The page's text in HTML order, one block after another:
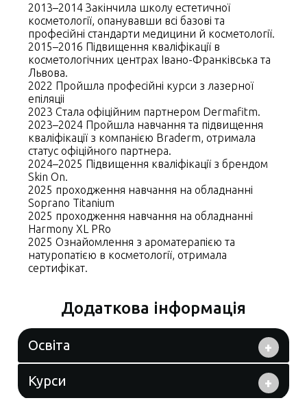
2013–2014 Закінчила школу естетичної
косметології, опанувавши всі базові та
професійні стандарти медицини й косметології.
2015–2016 Підвищення кваліфікації в
косметологічних центрах Івано-Франківська та
Львова.
2022 Пройшла професійні курси з лазерної
епіляціі
2023 Стала офіційним партнером Dermafitm.
2023–2024 Пройшла навчання та підвищення
кваліфікації з компанією Braderm, отримала
статус офіційного партнера.
2024–2025 Підвищення кваліфікації з брендом
Skin On.
2025 проходження навчання на обладнанні
Soprano Titanium
2025 проходження навчання на обладнанні
Harmony XL PRo
2025 Ознайомлення з ароматерапією та
натуропатією в косметології, отримала
сертифікат.
Додаткова інформація
+
Освіта
+
Курси